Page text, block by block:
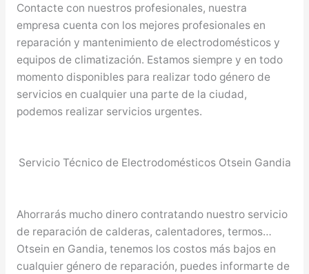
Contacte con nuestros profesionales, nuestra
empresa cuenta con los mejores profesionales en
reparación y mantenimiento de electrodomésticos y
equipos de climatización. Estamos siempre y en todo
momento disponibles para realizar todo género de
servicios en cualquier una parte de la ciudad,
podemos realizar servicios urgentes.
Servicio Técnico de Electrodomésticos Otsein Gandia
Ahorrarás mucho dinero contratando nuestro servicio
de reparación de calderas, calentadores, termos…
Otsein en Gandia, tenemos los costos más bajos en
cualquier género de reparación, puedes informarte de